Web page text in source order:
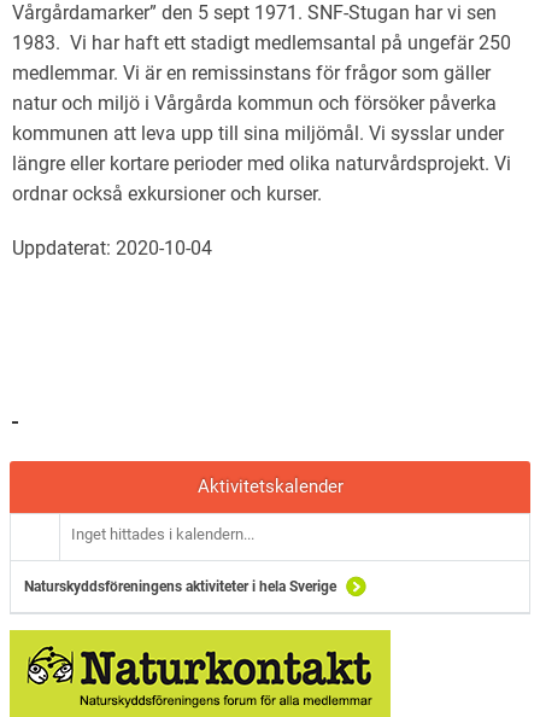
Vårgårdamarker” den 5 sept 1971. SNF-Stugan har vi sen
1983. Vi har haft ett stadigt medlemsantal på ungefär 250
medlemmar. Vi är en remissinstans för frågor som gäller
natur och miljö i Vårgårda kommun och försöker påverka
kommunen att leva upp till sina miljömål. Vi sysslar under
längre eller kortare perioder med olika naturvårdsprojekt. Vi
ordnar också exkursioner och kurser.
Uppdaterat: 2020-10-04
Aktivitetskalender
Inget hittades i kalendern...
Naturskyddsföreningens aktiviteter i hela Sverige